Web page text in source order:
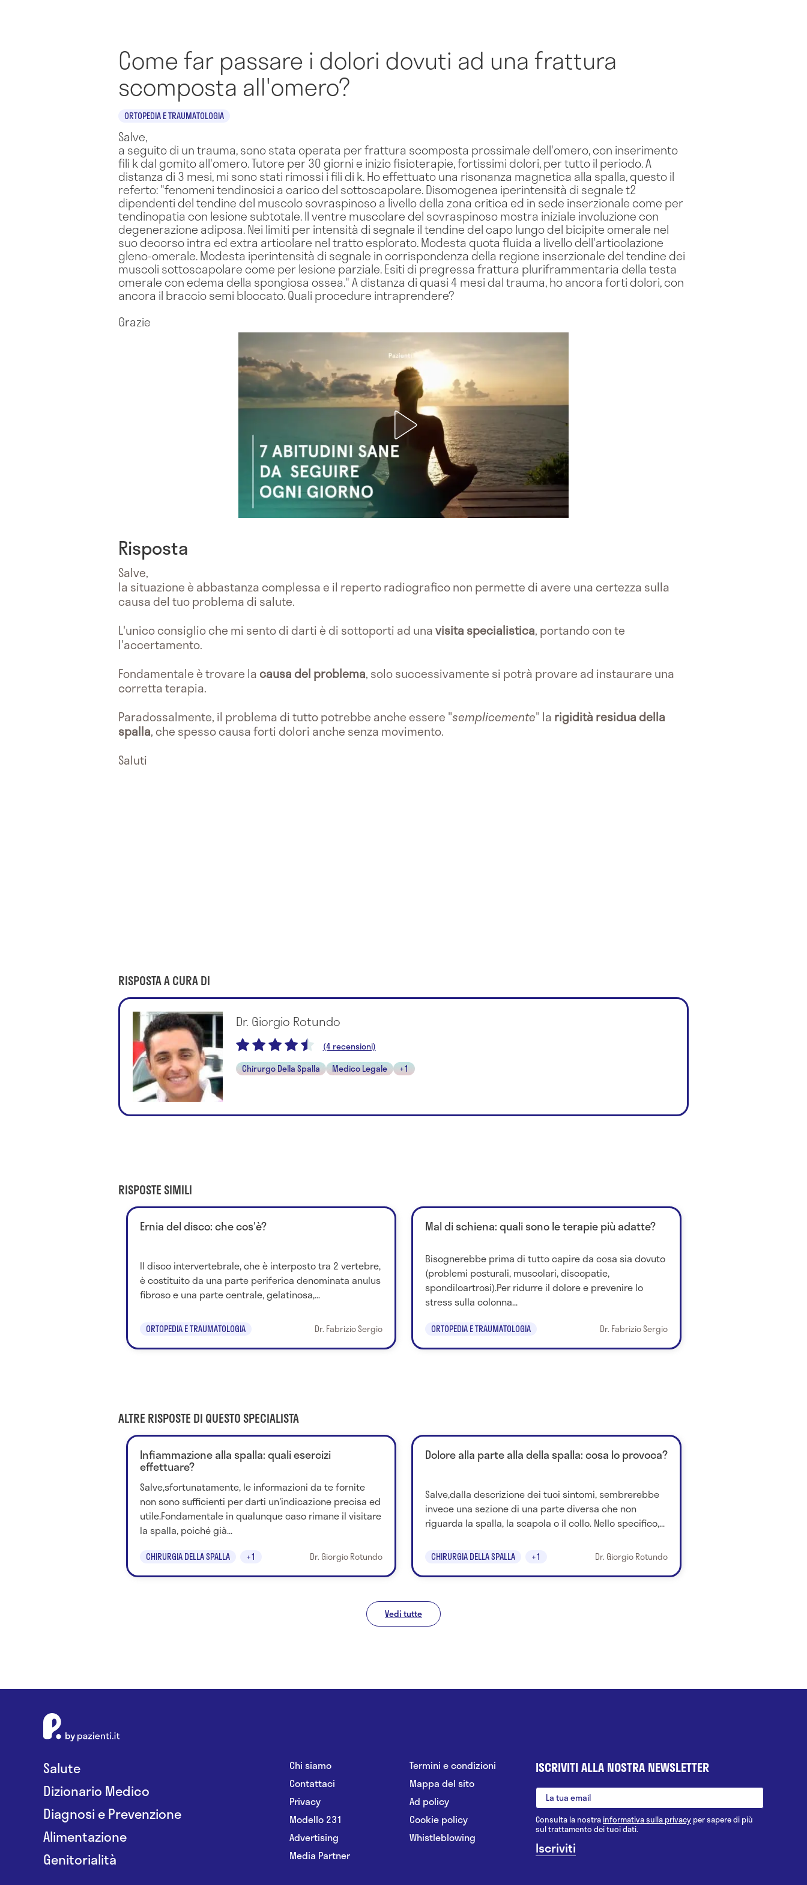
Come far passare i dolori dovuti ad una frattura
scomposta all'omero?
ORTOPEDIA E TRAUMATOLOGIA
Salve,
a seguito di un trauma, sono stata operata per frattura scomposta prossimale dell'omero, con inserimento
fili k dal gomito all'omero. Tutore per 30 giorni e inizio fisioterapie, fortissimi dolori, per tutto il periodo. A
distanza di 3 mesi, mi sono stati rimossi i fili di k. Ho effettuato una risonanza magnetica alla spalla, questo il
referto: "fenomeni tendinosici a carico del sottoscapolare. Disomogenea iperintensità di segnale t2
dipendenti del tendine del muscolo sovraspinoso a livello della zona critica ed in sede inserzionale come per
tendinopatia con lesione subtotale. Il ventre muscolare del sovraspinoso mostra iniziale involuzione con
degenerazione adiposa. Nei limiti per intensità di segnale il tendine del capo lungo del bicipite omerale nel
suo decorso intra ed extra articolare nel tratto esplorato. Modesta quota fluida a livello dell'articolazione
gleno-omerale. Modesta iperintensità di segnale in corrispondenza della regione inserzionale del tendine dei
muscoli sottoscapolare come per lesione parziale. Esiti di pregressa frattura pluriframmentaria della testa
omerale con edema della spongiosa ossea." A distanza di quasi 4 mesi dal trauma, ho ancora forti dolori, con
ancora il braccio semi bloccato. Quali procedure intraprendere?
Grazie
Risposta
Salve,
la situazione è abbastanza complessa e il reperto radiografico non permette di avere una certezza sulla
causa del tuo problema di salute.
L'unico consiglio che mi sento di darti è di sottoporti ad unavisita specialistica, portando con te
l'accertamento.
Fondamentale è trovare lacausa del problema, solo successivamente si potrà provare ad instaurare una
corretta terapia.
Paradossalmente, il problema di tutto potrebbe anche essere "semplicemente" la rigidità residua della
spalla, che spesso causa forti dolori anche senza movimento.
Saluti
RISPOSTA A CURA DI
Dr. Giorgio Rotundo
(4 recensioni)
Chirurgo Della Spalla
Medico Legale +1
RISPOSTE SIMILI
Ernia del disco: che cos'è?
Il disco intervertebrale, che è interposto tra 2 vertebre,
è costituito da una parte periferica denominata anulus
fibroso e una parte centrale, gelatinosa,...
ORTOPEDIA E TRAUMATOLOGIA Dr. Fabrizio Sergio
Mal di schiena: quali sono le terapie più adatte?
Bisognerebbe prima di tutto capire da cosa sia dovuto
(problemi posturali, muscolari, discopatie,
spondiloartrosi).Per ridurre il dolore e prevenire lo
stress sulla colonna...
ORTOPEDIA E TRAUMATOLOGIA Dr. Fabrizio Sergio
ALTRE RISPOSTE DI QUESTO SPECIALISTA
Infiammazione alla spalla: quali esercizi
effettuare?
Salve,sfortunatamente, le informazioni da te fornite
non sono sufficienti per darti un'indicazione precisa ed
utile.Fondamentale in qualunque caso rimane il visitare
la spalla, poiché già...
CHIRURGIA DELLA SPALLA +1 Dr. Giorgio Rotundo
Dolore alla parte alla della spalla: cosa lo provoca?
Salve,dalla descrizione dei tuoi sintomi, sembrerebbe
invece una sezione di una parte diversa che non
riguarda la spalla, la scapola o il collo. Nello specifico,...
CHIRURGIA DELLA SPALLA +1 Dr. Giorgio Rotundo
Vedi tutte
Salute
Dizionario Medico
Diagnosi e Prevenzione
Alimentazione
Genitorialità
Chi siamo
Contattaci
Privacy
Modello 231
Advertising
Media Partner
Termini e condizioni
Mappa del sito
Ad policy
Cookie policy
Whistleblowing
ISCRIVITI ALLA NOSTRA NEWSLETTER
Consulta la nostrainformativa sulla privacy per sapere di più
sul trattamento dei tuoi dati.